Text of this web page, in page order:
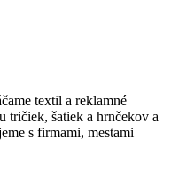
textil a reklamné
tričiek, šatiek a hrnčekov a
s firmami, mestami